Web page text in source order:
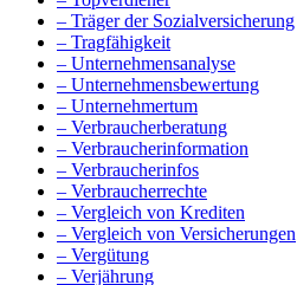
– Träger der Sozialversicherung
– Tragfähigkeit
– Unternehmensanalyse
– Unternehmensbewertung
– Unternehmertum
– Verbraucherberatung
– Verbraucherinformation
– Verbraucherinfos
– Verbraucherrechte
– Vergleich von Krediten
– Vergleich von Versicherungen
– Vergütung
– Verjährung